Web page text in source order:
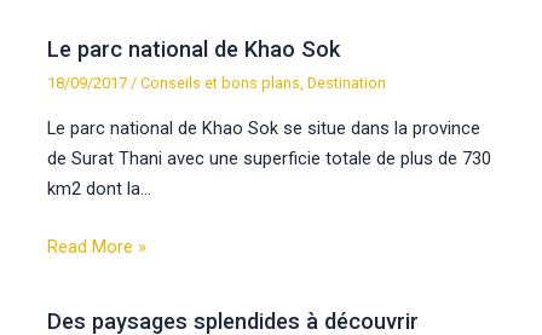
Le parc national de Khao Sok
18/09/2017/Conseils et bons plans,Destination
Le parc national de Khao Sok se situe dans la province
de Surat Thani avec une superficie totale de plus de 730
km2 dont la…
Read More »
Des paysages splendides à découvrir